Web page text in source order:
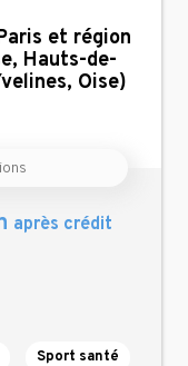
et région
Hauts-de-
Oise)
après crédit
Sport santé